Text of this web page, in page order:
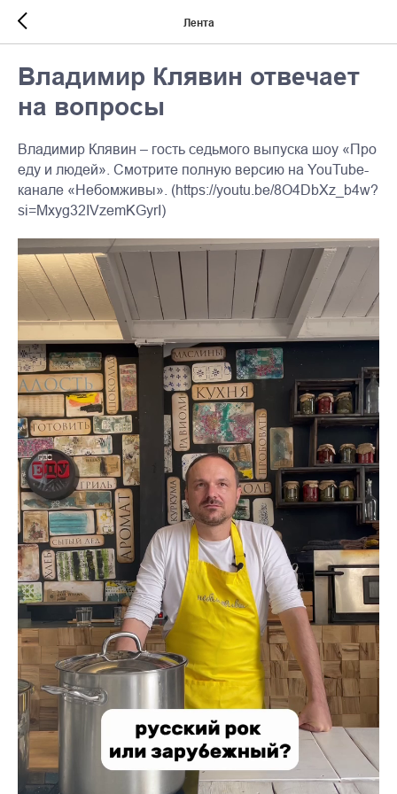
Лента
Владимир Клявин отвечает
на вопросы
Владимир Клявин – гость седьмого выпуска шоу «Про
еду и людей». Смотрите полную версию на YouTube-
канале «Небомживы». (https://youtu.be/8O4DbXz_b4w?
si=Mxyg32IVzemKGyrI)